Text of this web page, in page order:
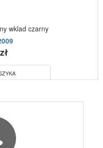
wklad czarny